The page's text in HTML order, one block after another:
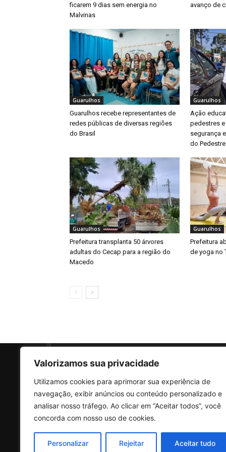
Valorizamos sua privacidade
Utilizamos cookies para aprimorar sua experiência de
navegação, exibir anúncios ou conteúdo personalizado e
analisar nosso tráfego. Ao clicar em “Aceitar todos”, você
concorda com nosso uso de cookies.
Personalizar Rejeitar Aceitar tudo
ficarem 9 dias sem energia no
Malvinas
avanço de
Guarulhos
Guarulhos recebe representantes de
redes públicas de diversas regiões
do Brasil
Guarulhos
Ação
pedestres
segurança
do Pedestre
Guarulhos
Prefeitura transplanta 50 árvores
adultas do Cecap para a região do
Macedo
Guarulhos
Prefeitura
de yoga no
Vila